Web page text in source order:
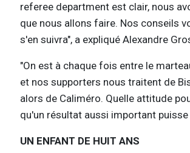
referee department est clair, nous
que nous allons faire. Nos conseils
s'en suivra", a expliqué Alexandre
"On est à chaque fois entre le
et nos supporters nous traitent de
alors de Caliméro. Quelle attitude
qu'un résultat aussi important
UN ENFANT DE HUIT ANS